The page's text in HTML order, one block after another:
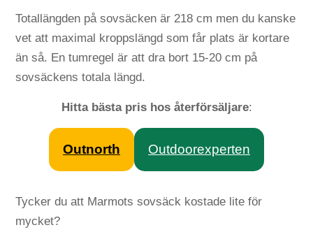
Totallängden på sovsäcken är 218 cm men du kanske
vet att maximal kroppslängd som får plats är kortare
än så. En tumregel är att dra bort 15-20 cm på
sovsäckens totala längd.
Hitta bästa pris hos återförsäljare:
Outnorth Outdoorexperten
Tycker du att Marmots sovsäck kostade lite för
mycket?